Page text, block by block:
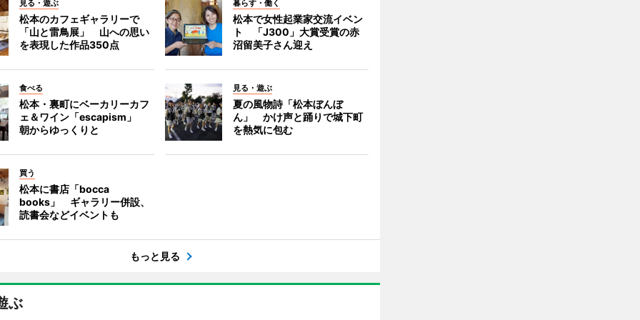
見る・遊ぶ
松本のカフェギャラリーで
「山と雷鳥展」 山への思い
を表現した作品350点
暮らす・働く
松本で女性起業家交流イベン
ト 「J300」大賞受賞の赤
沼留美子さん迎え
食べる
松本・裏町にベーカリーカフ
ェ＆ワイン「escapism」
朝からゆっくりと
見る・遊ぶ
夏の風物詩「松本ぼんぼ
ん」 かけ声と踊りで城下町
を熱気に包む
買う
松本に書店「bocca
books」 ギャラリー併設、
読書会などイベントも
もっと見る
ぶ